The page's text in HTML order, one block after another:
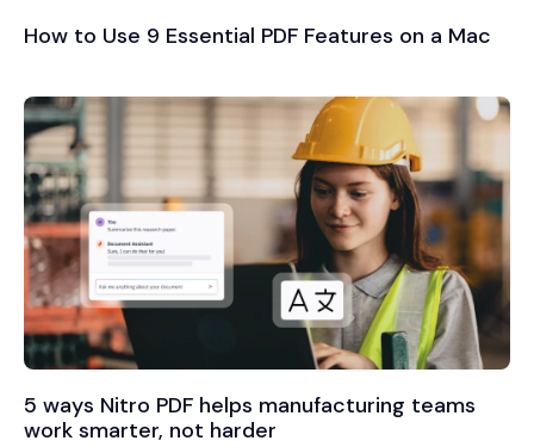
How to Use 9 Essential PDF Features on a Mac
5 ways Nitro PDF helps manufacturing teams
work smarter, not harder